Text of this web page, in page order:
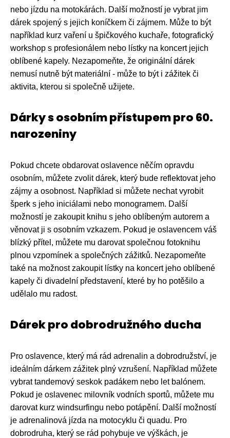
nebo jízdu na motokárách. Další možností je vybrat jim
dárek spojený s jejich koníčkem či zájmem. Může to být
například kurz vaření u špičkového kuchaře, fotografický
workshop s profesionálem nebo lístky na koncert jejich
oblíbené kapely. Nezapomeňte, že originální dárek
nemusí nutně být materiální - může to být i zážitek či
aktivita, kterou si společně užijete.
Dárky s osobním přístupem pro 60.
narozeniny
Pokud chcete obdarovat oslavence něčím opravdu
osobním, můžete zvolit dárek, který bude reflektovat jeho
zájmy a osobnost. Například si můžete nechat vyrobit
šperk s jeho iniciálami nebo monogramem. Další
možností je zakoupit knihu s jeho oblíbeným autorem a
věnovat ji s osobním vzkazem. Pokud je oslavencem váš
blízký přítel, můžete mu darovat společnou fotoknihu
plnou vzpomínek a společných zážitků. Nezapomeňte
také na možnost zakoupit lístky na koncert jeho oblíbené
kapely či divadelní představení, které by ho potěšilo a
udělalo mu radost.
Dárek pro dobrodružného ducha
Pro oslavence, který má rád adrenalin a dobrodružství, je
ideálním dárkem zážitek plný vzrušení. Například můžete
vybrat tandemový seskok padákem nebo let balónem.
Pokud je oslavenec milovník vodních sportů, můžete mu
darovat kurz windsurfingu nebo potápění. Další možností
je adrenalinová jízda na motocyklu či quadu. Pro
dobrodruha, který se rád pohybuje ve výškách, je